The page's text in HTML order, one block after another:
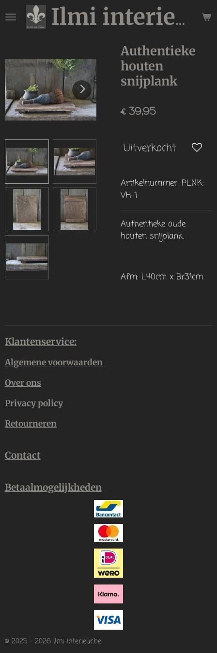
direct
hoofdinhoud
Ilmi interieur
Authentieke
houten
snijplank
€ 39,95
Uitverkocht
Artikelnummer: PLNK-
VH-1
Authentieke oude
houten snijplank.
Afm: L40cm x Br31cm
Klantenservice:
Algemene voorwaarden
Over ons
Privacy policy
Retourneren
Contact
Betaalmogelijkheden
© 2025 - 2026 ilmi-interieur.be